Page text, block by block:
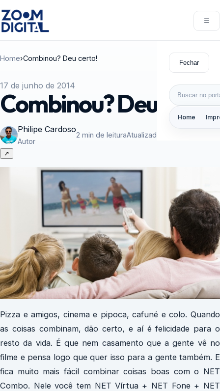
☰
Fechar
Buscar por:
Home
Home›Combinou? Deu certo!
17 de junho de 2014
Combinou? Deu certo!
Philipe Cardoso
Autor
2 min de leituraAtualizado em 10/02/2015
↗
Pizza e amigos, cinema e pipoca, cafuné e colo. Quando
as coisas combinam, dão certo, e aí é felicidade para o
resto da vida. É que nem casamento que a gente vê no
filme e pensa logo que quer isso para a gente também. E
fica muito mais fácil combinar coisas boas com o NET
Combo. Nele você tem NET Vírtua + NET Fone + NET